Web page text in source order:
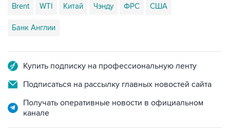
Brent WTI Китай Чэнду ФРС США
Банк Англии
Купить подписку на профессиональную ленту
Подписаться на рассылку главных новостей сайта
Получать оперативные новости в официальном
канале